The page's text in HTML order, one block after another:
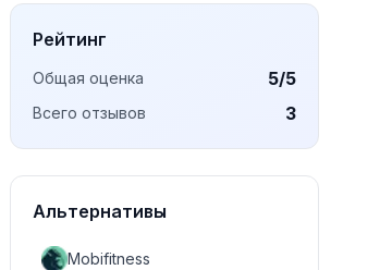
Рейтинг
Общая оценка 5/5
Всего отзывов 3
Альтернативы
Mobifitness